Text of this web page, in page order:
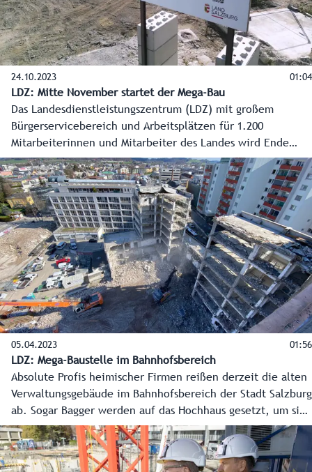
24.10.2023 01:04
LDZ: Mitte November startet der Mega-Bau
Das Landesdienstleistungszentrum (LDZ) mit großem
Bürgerservicebereich und Arbeitsplätzen für 1.200
Mitarbeiterinnen und Mitarbeiter des Landes wird Ende
2026 fertig sein. Im Bahnhofsbereich sind die
Abrissarbeiten der alten Gebäude nun erledigt, es kann
Neues entstehen. Baustart ist Mitte November.
05.04.2023 01:56
LDZ: Mega-Baustelle im Bahnhofsbereich
Absolute Profis heimischer Firmen reißen derzeit die alten
Verwaltungsgebäude im Bahnhofsbereich der Stadt Salzburg
ab. Sogar Bagger werden auf das Hochhaus gesetzt, um sich
von oben nach unten zu arbeiten. Im Herbst soll alles weg
sein, auf rund 10.000 Quadratmeter entsteht dann das neue
Landesdienstleistungszentrum LDZ – mit modernen